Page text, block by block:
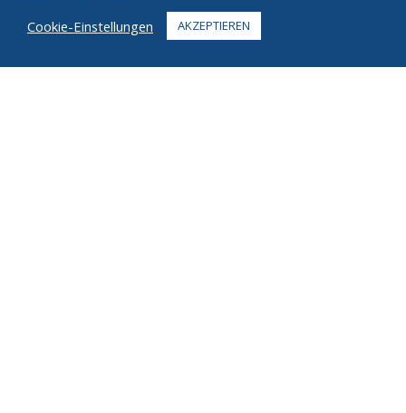
Cookie-Einstellungen
AKZEPTIEREN